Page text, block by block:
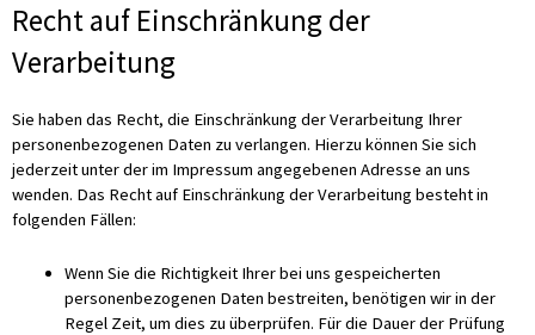
Recht auf Einschränkung der
Verarbeitung
Sie haben das Recht, die Einschränkung der Verarbeitung Ihrer
personenbezogenen Daten zu verlangen. Hierzu können Sie sich
jederzeit unter der im Impressum angegebenen Adresse an uns
wenden. Das Recht auf Einschränkung der Verarbeitung besteht in
folgenden Fällen:
Wenn Sie die Richtigkeit Ihrer bei uns gespeicherten
personenbezogenen Daten bestreiten, benötigen wir in der
Regel Zeit, um dies zu überprüfen. Für die Dauer der Prüfung